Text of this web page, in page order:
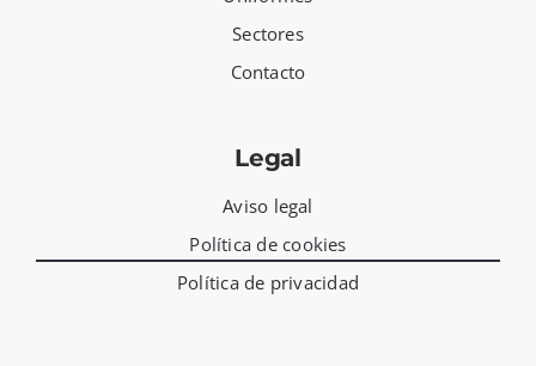
Sectores
Contacto
Legal
Aviso legal
Política de cookies
Política de privacidad